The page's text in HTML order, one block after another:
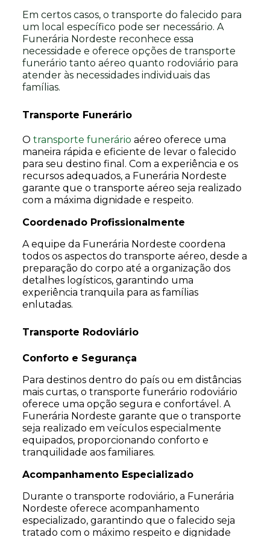
Em certos casos, o transporte do falecido para
um local específico pode ser necessário. A
Funerária Nordeste reconhece essa
necessidade e oferece opções de transporte
funerário tanto aéreo quanto rodoviário para
atender às necessidades individuais das
famílias.
Transporte Funerário
O transporte funerário aéreo oferece uma
maneira rápida e eficiente de levar o falecido
para seu destino final. Com a experiência e os
recursos adequados, a Funerária Nordeste
garante que o transporte aéreo seja realizado
com a máxima dignidade e respeito.
Coordenado Profissionalmente
A equipe da Funerária Nordeste coordena
todos os aspectos do transporte aéreo, desde a
preparação do corpo até a organização dos
detalhes logísticos, garantindo uma
experiência tranquila para as famílias
enlutadas.
Transporte Rodoviário
Conforto e Segurança
Para destinos dentro do país ou em distâncias
mais curtas, o transporte funerário rodoviário
oferece uma opção segura e confortável. A
Funerária Nordeste garante que o transporte
seja realizado em veículos especialmente
equipados, proporcionando conforto e
tranquilidade aos familiares.
Acompanhamento Especializado
Durante o transporte rodoviário, a Funerária
Nordeste oferece acompanhamento
especializado, garantindo que o falecido seja
tratado com o máximo respeito e dignidade